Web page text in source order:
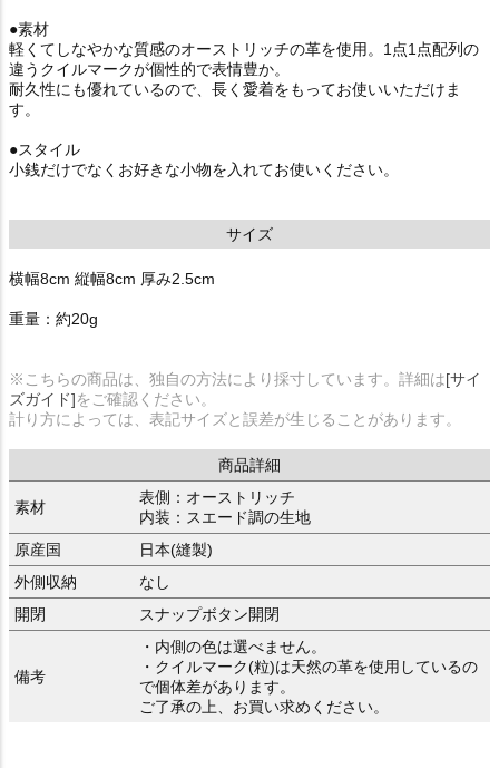
●素材
軽くてしなやかな質感のオーストリッチの革を使用。1点1点配列の
違うクイルマークが個性的で表情豊か。
耐久性にも優れているので、長く愛着をもってお使いいただけま
す。
●スタイル
小銭だけでなくお好きな小物を入れてお使いください。
サイズ
横幅8cm 縦幅8cm 厚み2.5cm
重量：約20g
※こちらの商品は、独自の方法により採寸しています。詳細は[サイ
ズガイド]をご確認ください。
計り方によっては、表記サイズと誤差が生じることがあります。
商品詳細
素材
表側：オーストリッチ
内装：スエード調の生地
原産国
日本(縫製)
外側収納
なし
開閉
スナップボタン開閉
備考
・内側の色は選べません。
・クイルマーク(粒)は天然の革を使用しているの
で個体差があります。
ご了承の上、お買い求めください。